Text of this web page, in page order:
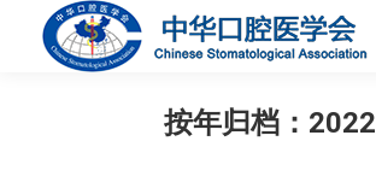
按年归档： 2022